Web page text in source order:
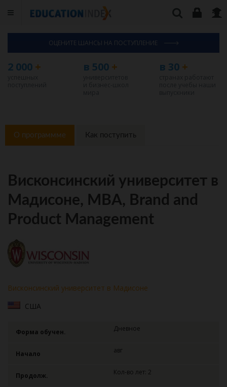
ОЦЕНИТЕ ШАНСЫ НА ПОСТУПЛЕНИЕ
2 000 + в 500 + в 30+
О программме Как поступить
Висконсинский университет в
Мадисоне, MBA, Brand and
Product Management
Висконсинский университет в Мадисоне
США
Форма обучен. Дневное
Начало авг
Продолж. Кол-во лет: 2